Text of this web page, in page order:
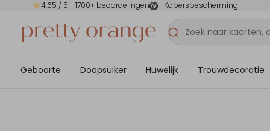
4.65 / 5 - 1700+ beoordelingen + Kopersbescherming
Geboorte Doopsuiker Huwelijk Trouwdecoratie